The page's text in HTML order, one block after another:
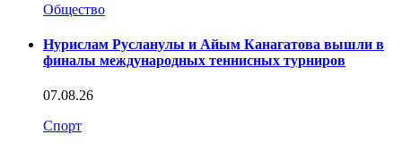
Общество
Нурислам Русланулы и Айым Канагатова вышли в
финалы международных теннисных турниров
07.08.26
Спорт